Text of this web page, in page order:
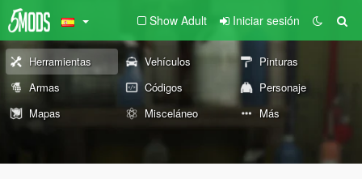
Show Adult Iniciar sesión
Herramientas Vehículos
Pinturas
Armas
Códigos
Personaje
Mapas
Misceláneo Más